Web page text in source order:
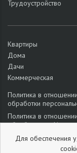
Трудоустройство
Квартиры
Дома
Дачи
Коммерческая
Политика в отношении
обработки
Политика в отношении
обработки cookie
Подробнее о
Для обеспечения